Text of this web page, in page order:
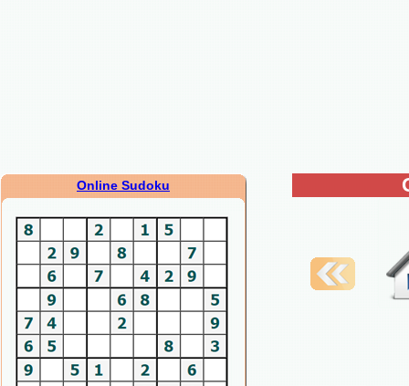
Online Sudoku